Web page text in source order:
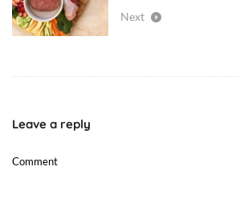
Next
Leave a reply